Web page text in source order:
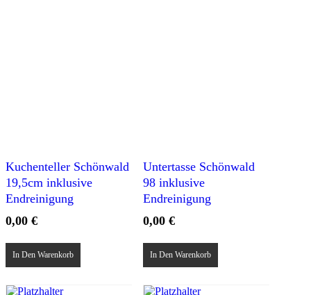
Kuchenteller Schönwald
19,5cm inklusive
Endreinigung
0,00 €
In Den Warenkorb
Untertasse Schönwald
98 inklusive
Endreinigung
0,00 €
In Den Warenkorb